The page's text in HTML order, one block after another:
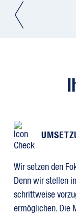
Wir setzen den
Denn wir stellen
schrittweise
ermöglichen. Die